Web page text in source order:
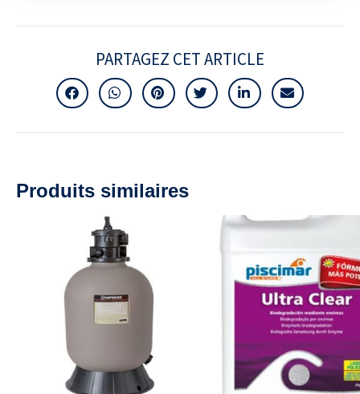
PARTAGEZ CET ARTICLE
Produits similaires